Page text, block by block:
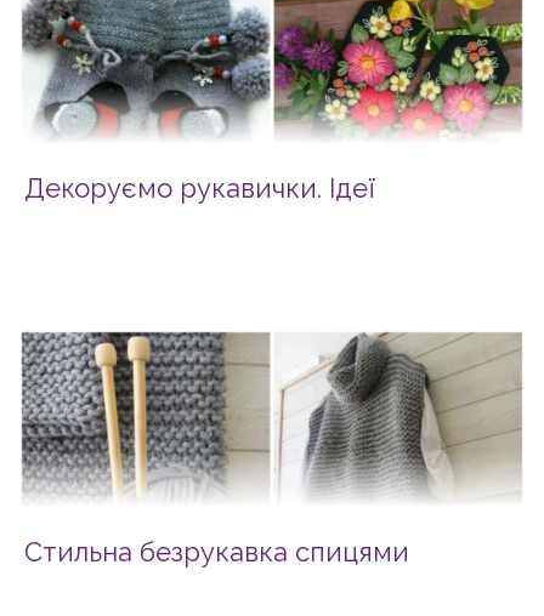
Декоруємо рукавички. Ідеї
Стильна безрукавка спицями